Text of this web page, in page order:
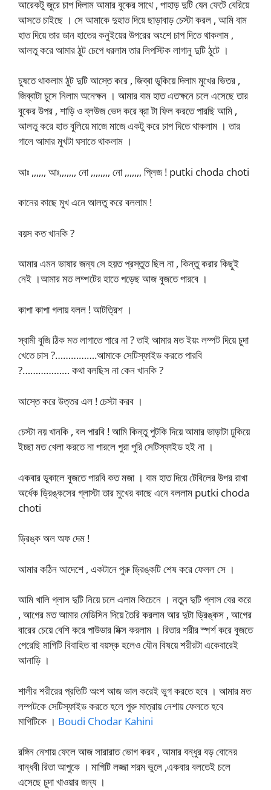
আরেকটু জুরে চাপ দিলাম আমার বুকের সাথে , পাহাড় দুটি যেন ফেটে বেরিয়ে
আসতে চাইছে । সে আমাকে দুহাত দিয়ে ছাড়াবাড় চেস্টা করল , আমি বাম
হাত দিয়ে তার ডান হাতের কনুইয়ের উপরের অংশে চাপ দিতে থাকলাম ,
আলতু করে আমার ঠুট চেপে ধরলাম তার লিপস্টিক লাগানু দুটি ঠুটে ।
চুষতে থাকলাম ঠুট দুটি আস্তে করে , জিব্বা ডুকিয়ে দিলাম মুখের ভিতর ,
জিব্বাটা চুসে নিলাম অনেক্ষন । আমার বাম হাত এতক্ষনে চলে এসেছে তার
বুকের উপর , শাড়ি ও ব্লউজ ভেদ করে ব্রা টা ফিল করতে পারছি আমি ,
আলতু করে হাত বুলিয়ে মাজে মাজে একটু করে চাপ দিতে থাকলাম । তার
গালে আমার মুখটা ঘসাতে থাকলাম ।
আঃ ,,,,,, আঃ,,,,,,, নো ,,,,,,,, নো ,,,,,,, প্লিজ ! putki choda choti
কানের কাছে মুখ এনে আলতু করে বললাম !
বয়স কত খানকি ?
আমার এমন ভাষার জন্য সে হয়ত প্রস্তুত ছিল না , কিন্তু করার কিছুই
নেই ।আমার মত লম্পটের হাতে পড়েছ আজ বুজতে পারবে ।
কাপা কাপা গলায় বলল ! আটত্রিশ ।
স্বামী বুজি ঠিক মত লাগাতে পারে না ? তাই আমার মত ইয়ং লম্পট দিয়ে চুদা
খেতে চাস ?…………….আমাকে সেটিস্ফাইড করতে পারবি
?……………… কথা বলছিস না কেন খানকি ?
আস্তে করে উত্তর এল ! চেস্টা করব ।
চেস্টা নয় খানকি , বল পারবি ! আমি কিন্তু পুটকি দিয়ে আমার ভাড়াটা ঢুকিয়ে
ইচ্ছা মত খেলা করতে না পারলে পুরা পুরি সেটিস্ফাইড হই না ।
একবার ডুকালে বুজতে পারবি কত মজা । বাম হাত দিয়ে টেবিলের উপর রাখা
অর্ধেক ড্রিঙ্কসের গ্লাস্টা তার মুখের কাছে এনে বললাম putki choda
choti
ড্রিঙ্ক অল অফ দেম !
আমার কঠিন আদেশে , একটানে পুরু ড্রিঙ্কটি শেষ করে ফেলল সে ।
আমি খালি গ্লাস দুটি নিয়ে চলে এলাম কিচেনে । নতুন দুটি গ্লাস বের করে
, আগের মত আমার মেডিসিন দিয়ে তৈরি করলাম আর দুটা ড্রিঙ্কস , আগের
বারের চেয়ে বেশি করে পাউডার মিক্স করলাম । রিতার শরীর স্পর্শ করে বুজতে
পেরেছি মাগিটি বিবাহিত বা বয়স্ক হলেও যৌন বিষয়ে শরীরটা একেবারেই
আনাড়ি ।
শালীর শরীরের প্রতিটি অংশ আজ ভাল করেই ভুগ করতে হবে । আমার মত
লম্পটকে সেটিস্ফাইড করতে হলে পুরু মাত্রায় নেশায় ফেলতে হবে
মাগিটিকে । Boudi Chodar Kahini
রঙ্গিন নেশায় ফেলে আজ সারারাত ভোগ করব , আমার বন্ধুর বড় বোনের
বান্ধবী রিতা আপুকে । মাগিটি লজ্জা শরম ভুলে ,একবার বলতেই চলে
এসেছে চুদা খাওয়ার জন্য ।